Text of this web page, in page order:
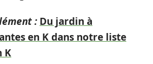
: Du jardin à
en K dans notre liste
K